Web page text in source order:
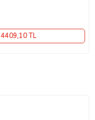
4409,10 TL